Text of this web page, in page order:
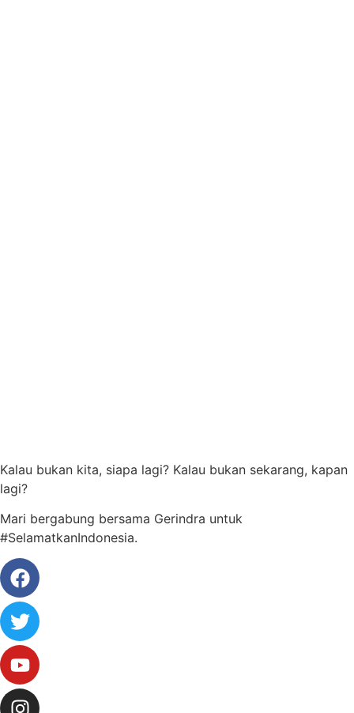
Kalau bukan kita, siapa lagi? Kalau bukan sekarang, kapan
lagi?
Mari bergabung bersama Gerindra untuk
#SelamatkanIndonesia.